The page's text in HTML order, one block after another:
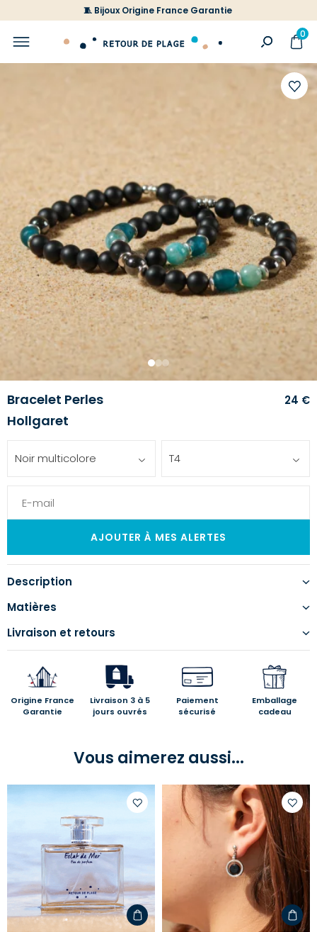
🧵 Bijoux Origine France Garantie
0
1 23
Bracelet Perles
Hollgaret
24 €
Noir multicolore T4
Description
Matières
Livraison et retours
Origine France
Garantie
Livraison 3 à 5
jours ouvrés
Paiement
sécurisé
Emballage
cadeau
Vous aimerez aussi...
d'envies
à
votre
liste